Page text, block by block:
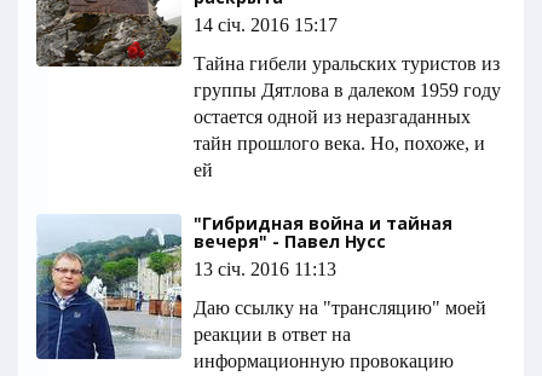
14 січ. 2016 15:17
Тайна гибели уральских туристов из
группы Дятлова в далеком 1959 году
остается одной из неразгаданных
тайн прошлого века. Но, похоже, и
ей
"Гибридная война и тайная
вечеря" - Павел Нусс
13 січ. 2016 11:13
Даю ссылку на "трансляцию" моей
реакции в ответ на
информационную провокацию